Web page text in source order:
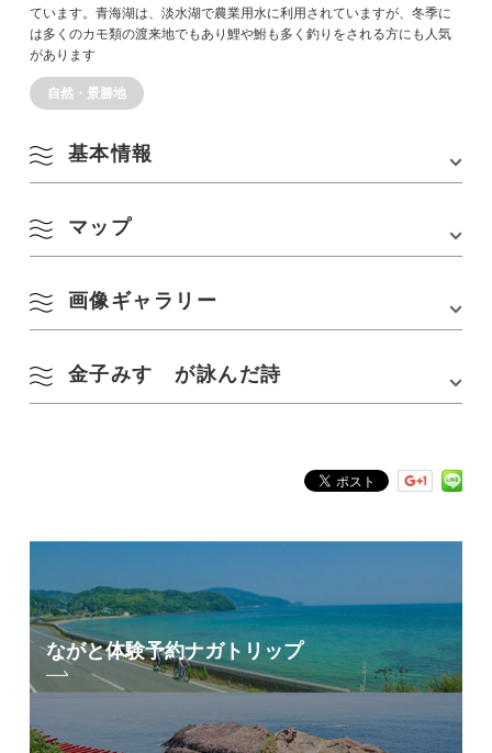
ています。青海湖は、淡水湖で農業用水に利用されていますが、冬季に
は多くのカモ類の渡来地でもあり鯉や鮒も多く釣りをされる方にも人気
があります
自然・景勝地
基本情報
住所 マップ
画像ギャラリー
■フォトグラファーKoichi(@Kfish1882)さんによる写真(協力：NICO
金子みすゞが詠んだ詩
さらりさらりと風が吹く。
鴨とあそんで
日をくらし、
あおい月出りゃ
みずうみの、
ぬしは海辺で
貝ひろう。
右はみずうみ、ちょろろの波よ、
左ゃ外海、どんどの波よ、
ながと体験予約ナガトリップ